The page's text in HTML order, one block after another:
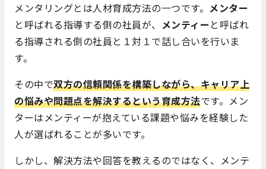
メンタリングとは人材育成方法の一つです。 メンター
と呼ばれる指導する側の社員が、 メンティー と呼ばれ
る指導される側の社員と１対１で話し合いを行いま
す。
その中で双方の信頼関係を構築しながら、キャリア上
の悩みや問題点を解決するという育成方法です。メン
ターはメンティーが抱えている課題や悩みを経験した
人が選ばれることが多いです。
しかし、解決方法や回答を教えるのではなく、メンテ